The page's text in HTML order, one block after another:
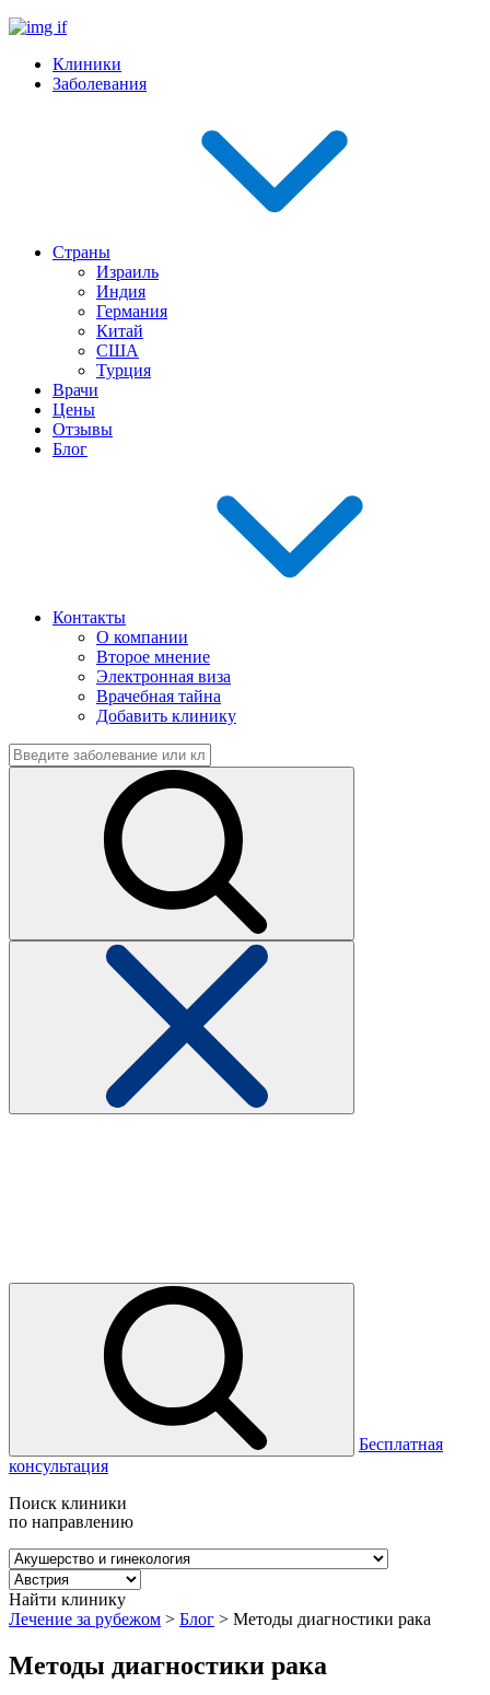
Клиники
Заболевания
Страны
Израиль
Индия
Германия
Китай
США
Турция
Врачи
Цены
Отзывы
Блог
Контакты
О компании
Второе мнение
Электронная виза
Врачебная тайна
Добавить клинику
Бесплатная
консультация
Поиск клиники
по направлению
Найти клинику
Лечение за рубежом > Блог > Методы диагностики рака
Методы диагностики рака